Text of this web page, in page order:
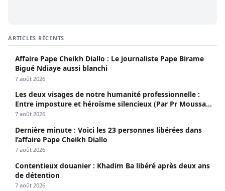
ARTICLES RÉCENTS
Affaire Pape Cheikh Diallo : Le journaliste Pape Birame
Bigué Ndiaye aussi blanchi
7 août 2026
Les deux visages de notre humanité professionnelle :
Entre imposture et héroïsme silencieux (Par Pr Moussa
Seydi)
7 août 2026
Dernière minute : Voici les 23 personnes libérées dans
l’affaire Pape Cheikh Diallo
7 août 2026
Contentieux douanier : Khadim Ba libéré après deux ans
de détention
7 août 2026